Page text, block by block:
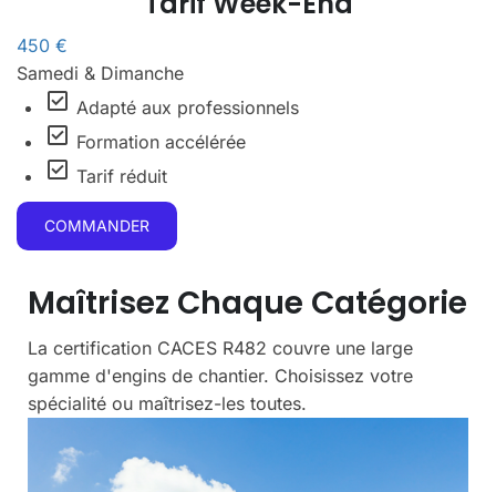
450 €
Samedi & Dimanche
check_box Adapté aux professionnels
check_box Formation accélérée
check_box Tarif réduit
COMMANDER
Maîtrisez Chaque Catégorie
La certification CACES R482 couvre une large
gamme d'engins de chantier. Choisissez votre
spécialité ou maîtrisez-les toutes.